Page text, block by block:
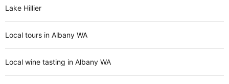
Lake Hillier
Local tours in Albany WA
Local wine tasting in Albany WA